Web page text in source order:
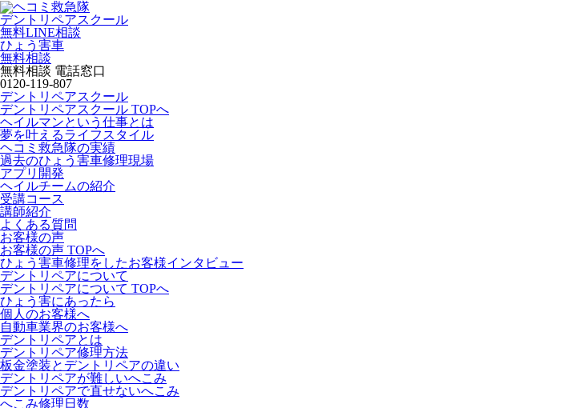
デントリペアスクール
無料LINE相談
ひょう害車
無料相談
無料相談 電話窓口
0120-119-807
デントリペアスクール
デントリペアスクール TOPへ
ヘイルマンという仕事とは
夢を叶えるライフスタイル
ヘコミ救急隊の実績
過去のひょう害車修理現場
アプリ開発
ヘイルチームの紹介
受講コース
講師紹介
よくある質問
お客様の声
お客様の声 TOPへ
ひょう害車修理をしたお客様インタビュー
デントリペアについて
デントリペアについて TOPへ
ひょう害にあったら
個人のお客様へ
自動車業界のお客様へ
デントリペアとは
デントリペア修理方法
板金塗装とデントリペアの違い
デントリペアが難しいへこみ
デントリペアで直せないへこみ
へこみ修理日数